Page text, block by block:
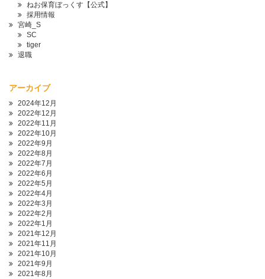
ねお保育ぼっくす【公式】
採用情報
宮崎_S
SC
tiger
退職
アーカイブ
2024年12月
2022年12月
2022年11月
2022年10月
2022年9月
2022年8月
2022年7月
2022年6月
2022年5月
2022年4月
2022年3月
2022年2月
2022年1月
2021年12月
2021年11月
2021年10月
2021年9月
2021年8月